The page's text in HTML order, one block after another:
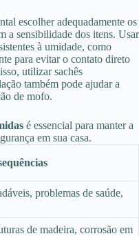
escolher adequadamente os
a sensibilidade dos itens. Usar
à umidade, como
para evitar o contato direto
utilizar sachês
também pode ajudar a
de mofo.
é essencial para manter a
em sua casa.
problemas de saúde,
de madeira, corrosão em